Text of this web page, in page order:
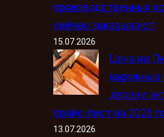
производственных
сейчас заказывают
15.07.2026
Цена на
наружных
дереву:
прайс-лист на 2026
13.07.2026